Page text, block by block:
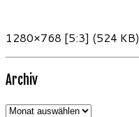
1280×768 [5:3] (524 KB)
Archiv
Archiv